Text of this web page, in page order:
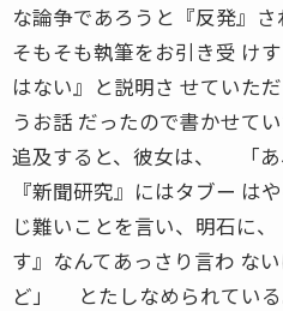
な論争であろうと『反発』さ
そもそも執筆をお引き受 け
はない』と説明さ せていた
うお話 だったので書かせて
追及すると、彼女は、 「あ
『新聞研究』にはタブー
じ難いことを言い、明石に
す』なんてあっさり言わ な
ど」 とたしなめられている